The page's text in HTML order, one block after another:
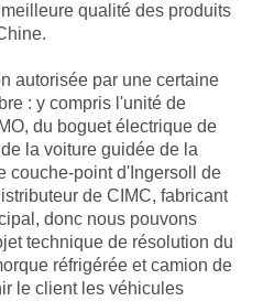
qualité des produits
autorisée par une certaine
: y compris l'unité de
, du boguet électrique de
la voiture guidée dela
couche-point d'Ingersoll de
de CIMC, fabricant
donc nous pouvons
technique de résolution du
réfrigérée et camion de
le client les véhicules